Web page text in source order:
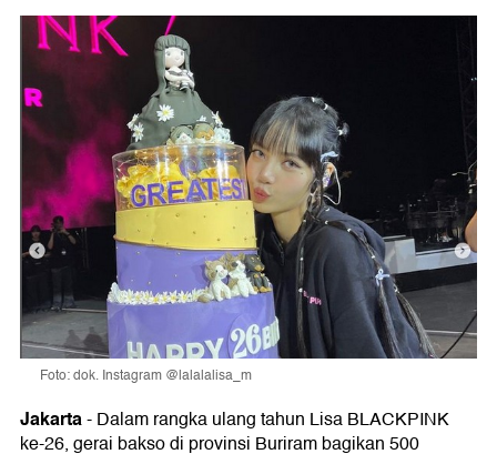
Foto: dok. Instagram @lalalalisa_m
Jakarta-Dalam rangka ulang tahun Lisa BLACKPINK
ke-26, gerai bakso di provinsi Buriram bagikan 500